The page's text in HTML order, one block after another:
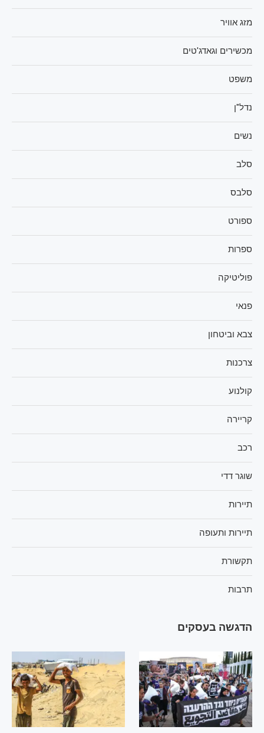
מזג אוויר
מכשירים וגאדג'טים
משפט
נדל"ן
נשים
סלב
סלבס
ספורט
ספרות
פוליטיקה
פנאי
צבא וביטחון
צרכנות
קולנוע
קריירה
רכב
שוגר דדי
תיירות
תיירות ותעופה
תקשורת
תרבות
הדגשה בעסקים